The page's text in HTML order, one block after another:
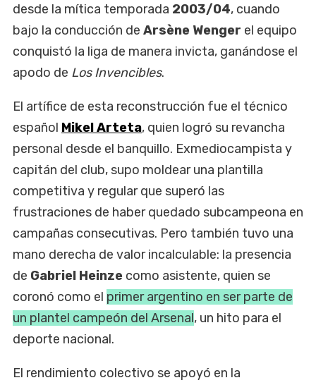
desde la mítica temporada 2003/04, cuando
bajo la conducción de Arsène Wenger el equipo
conquistó la liga de manera invicta, ganándose el
apodo de Los Invencibles.
El artífice de esta reconstrucción fue el técnico
español Mikel Arteta, quien logró su revancha
personal desde el banquillo. Exmediocampista y
capitán del club, supo moldear una plantilla
competitiva y regular que superó las
frustraciones de haber quedado subcampeona en
campañas consecutivas. Pero también tuvo una
mano derecha de valor incalculable: la presencia
de Gabriel Heinze como asistente, quien se
coronó como el primer argentino en ser parte de
un plantel campeón del Arsenal, un hito para el
deporte nacional.
El rendimiento colectivo se apoyó en la